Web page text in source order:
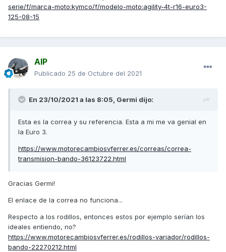
serie/f/marca-moto:kymco/f/modelo-moto:agility-4t-r16-euro3-
125-08-15
AIP
Publicado 25 de Octubre del 2021
En 23/10/2021 a las 8:05, Germi dijo:
Esta es la correa y su referencia. Esta a mi me va genial en
la Euro 3.
https://www.motorecambiosvferrer.es/correas/correa-
transmision-bando-36123722.html
Gracias Germi!
El enlace de la correa no funciona...
Respecto a los rodillos, entonces estos por ejemplo serían los
ideales entiendo, no?
https://www.motorecambiosvferrer.es/rodillos-variador/rodillos-
bando-22270212.html